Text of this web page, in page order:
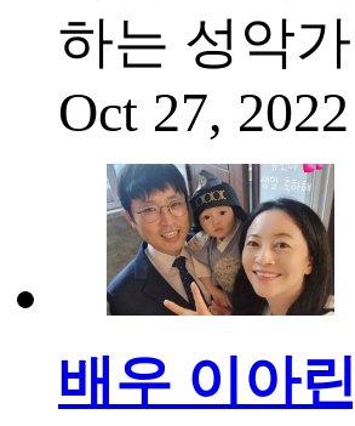
하는 성악
Oct 27,
배우 이아